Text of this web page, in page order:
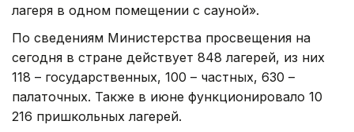
лагеря в одном помещении с сауной».
По сведениям Министерства просвещения на
сегодня в стране действует 848 лагерей, из них
118 – государственных, 100 – частных, 630 –
палаточных. Также в июне функционировало 10
216 пришкольных лагерей.